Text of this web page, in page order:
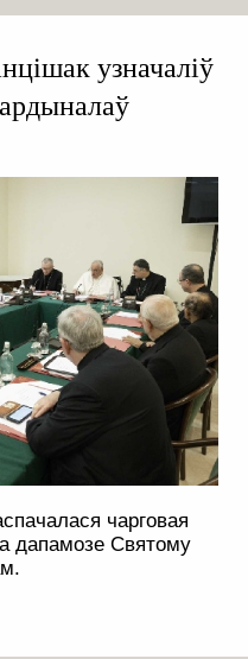
узначаліў
чарговая
дапамозе Святому